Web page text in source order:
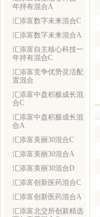
年持有混合A
汇添富数字未来混合C
汇添富数字未来混合A
汇添富自主核心科技一
年持有混合C
汇添富竞争优势灵活配
置混合
汇添富中盘积极成长混
合C
汇添富中盘积极成长混
合A
汇添富美丽30混合C
汇添富美丽30混合A
汇添富美丽30混合D
汇添富创新医药混合C
汇添富创新医药混合A
汇添富北交所创新精选